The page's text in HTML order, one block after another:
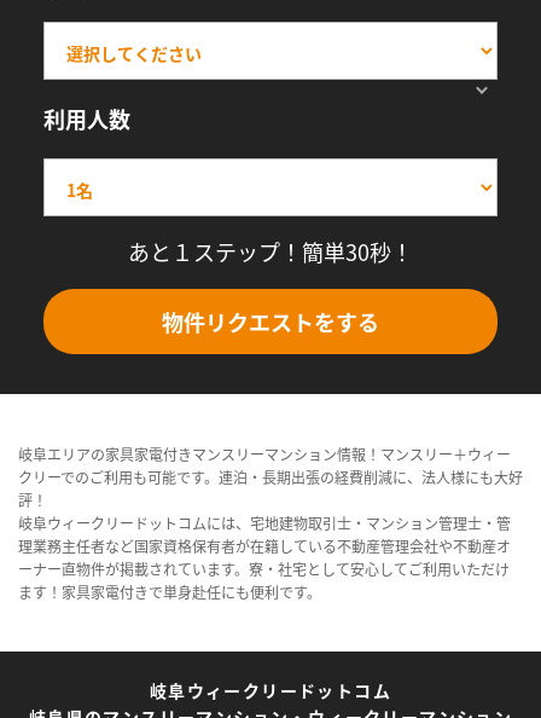
利用人数
あと１ステップ！簡単30秒！
物件リクエストをする
岐阜エリアの家具家電付きマンスリーマンション情報！マンスリー＋ウィー
クリーでのご利用も可能です。連泊・長期出張の経費削減に、法人様にも大好
評！
岐阜ウィークリードットコムには、宅地建物取引士・マンション管理士・管
理業務主任者など国家資格保有者が在籍している不動産管理会社や不動産オ
ーナー直物件が掲載されています。寮・社宅として安心してご利用いただけ
ます！家具家電付きで単身赴任にも便利です。
岐阜ウィークリードットコム